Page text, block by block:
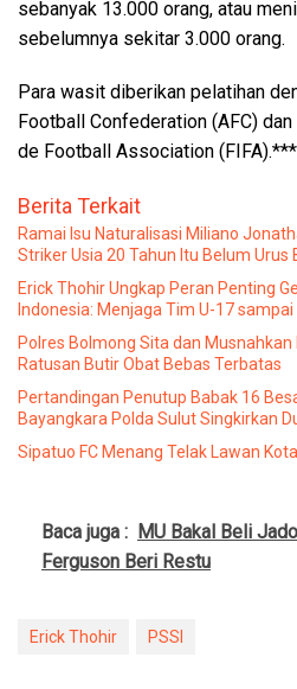
sebanyak 13.000 orang, atau
sebelumnya sekitar 3.000 orang.
Para wasit diberikan pelatihan
Football Confederation (AFC)
de Football Association (FIFA).***
Berita Terkait
Ramai Isu Naturalisasi Miliano
Striker Usia 20 Tahun Itu Belum Urus
Erick Thohir Ungkap Peran Penting
Indonesia: Menjaga Tim U-17
Polres Bolmong Sita dan
Ratusan Butir Obat Bebas Terbatas
Pertandingan Penutup Babak 16
Bayangkara Polda Sulut Singkirkan
Sipatuo FC Menang Telak Lawan
Baca juga : MU Bakal Beli
Ferguson Beri Restu
Erick Thohir PSSI